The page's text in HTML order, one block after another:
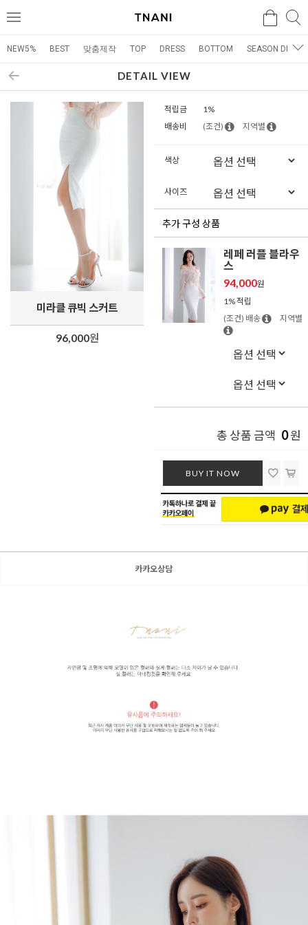
메
검색
NEW5% BEST 맞춤제작 TOP DRESS BOTTOM SEASON DRESS
DETAIL VIEW
미라클 큐빅 스커트
96,000원
적립금
1%
배송비
(조건) 지역별
색상
사이즈
추가 구성 상품
레페 러플 블라우
스
94,000원
1% 적립
(조건) 배송
지역별
총 상품 금액 0원
BUY IT NOW
카카오상담